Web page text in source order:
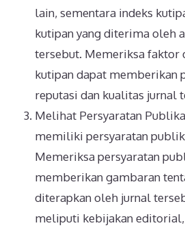
lain, sementara indeks
kutipan yang diterima oleh
tersebut. Memeriksa faktor
kutipan dapat memberikan
reputasi dan kualitas jurnal
Melihat Persyaratan
memiliki persyaratan
Memeriksa persyaratan
memberikan gambaran
diterapkan oleh jurnal
meliputi kebijakan